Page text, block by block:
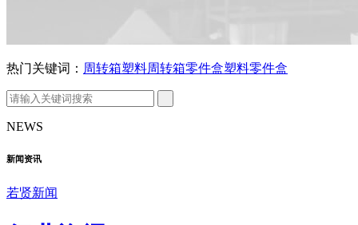
热门关键词： 周转箱塑料周转箱零件盒塑料零件盒
NEWS
新闻资讯
若贤新闻